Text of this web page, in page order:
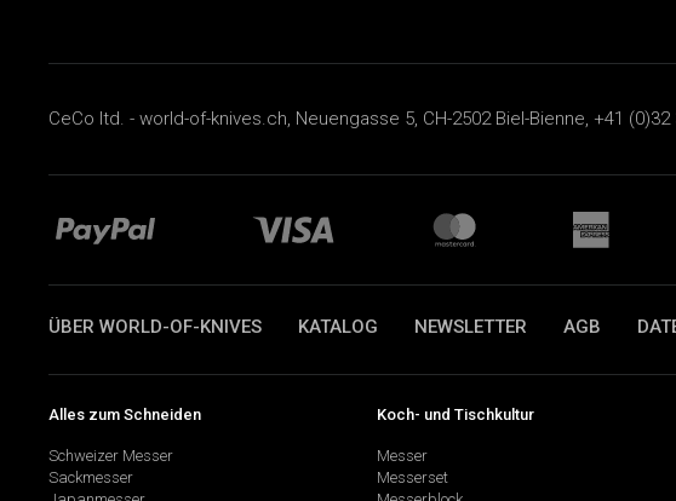
CeCo ltd. - world-of-knives.ch, Neuengasse 5, CH-2502 Biel-Bienne, +41 (0)32
ÜBER WORLD-OF-KNIVES KATALOG NEWSLETTER AGB
Alles zum Schneiden
Schweizer Messer
Sackmesser
Koch- und Tischkultur
Messer
Messerset